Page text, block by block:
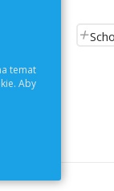
temat
Aby